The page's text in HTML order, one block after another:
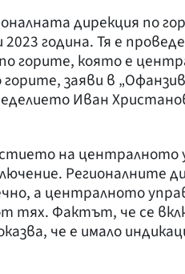
дирекция по
година. Тя е
горите, която е
заяви в
Иван
на централното
а централното
тях. Фактът, че се
че е имало